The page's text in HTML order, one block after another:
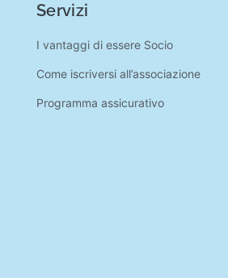
Servizi
I vantaggi di essere Socio
Come iscriversi all’associazione
Programma assicurativo